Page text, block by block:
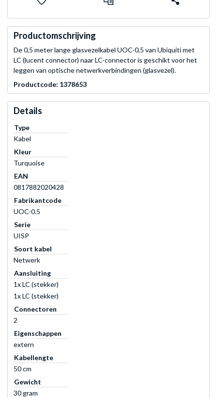
Productomschrijving
De 0,5 meter lange glasvezelkabel UOC-0,5 van Ubiquiti met
LC (lucent connector) naar LC-connector is geschikt voor het
leggen van optische netwerkverbindingen (glasvezel).
Productcode: 1378653
Details
Type
Kabel
Kleur
Turquoise
EAN
0817882020428
Fabrikantcode
UOC-0.5
Serie
UISP
Soort kabel
Netwerk
Aansluiting
1x LC (stekker)
1x LC (stekker)
Connectoren
2
Eigenschappen
extern
Kabellengte
50 cm
Gewicht
30 gram